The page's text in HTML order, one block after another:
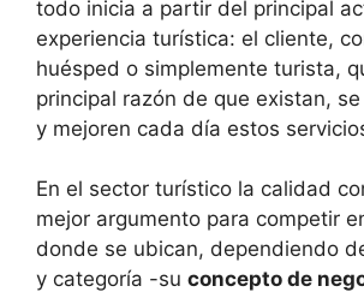
todo inicia a partir del principal
experiencia turística: el cliente,
huésped o simplemente turista,
principal razón de que existan,
y mejoren cada día estos
En el sector turístico la calidad
mejor argumento para competir
donde se ubican, dependiendo
y categoría -su concepto de